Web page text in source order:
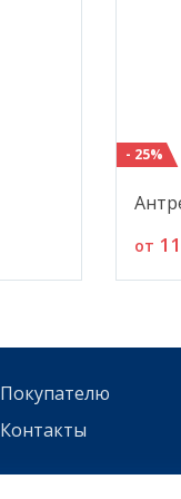
- 25%
от
Покупателю
Контакты